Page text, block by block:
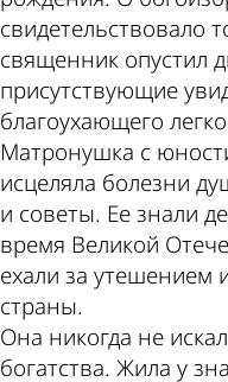
свидетельствовало
священник опустил
присутствующие
благоухающего
Матронушка с
исцеляла болезни
и советы. Ее знали
время Великой
ехали за утешением
страны.
Она никогда не
богатства. Жила у